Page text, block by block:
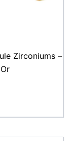
Zirconiums –